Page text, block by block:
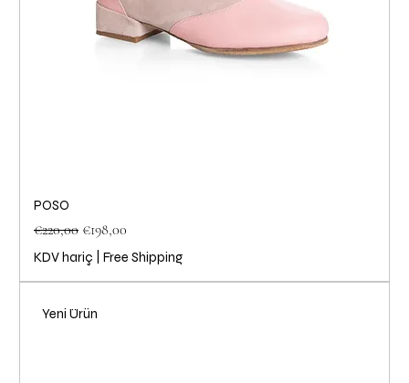
POSO
Normal Fiyat
€220,00 İndirimli Fiyat
€198,00
KDV hariç Free Shipping
Yeni Ürün